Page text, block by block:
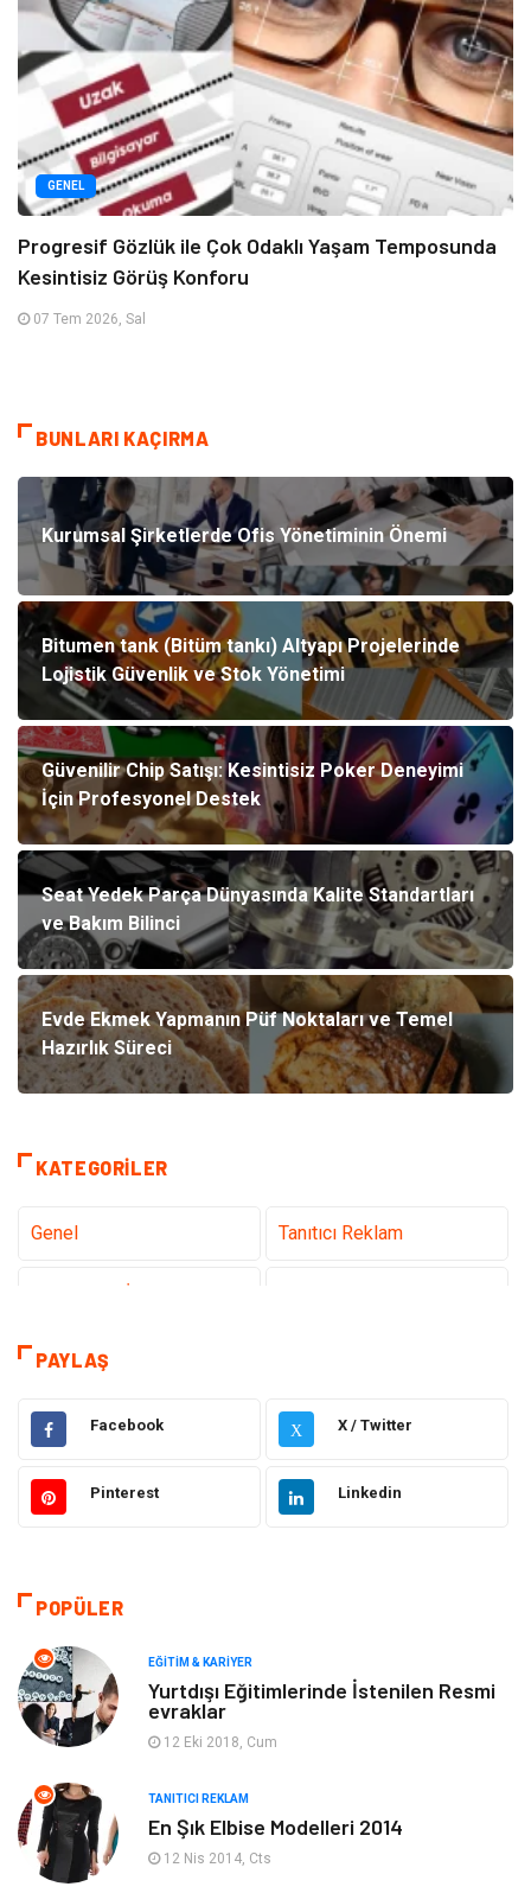
GENEL
Progresif Gözlük ile Çok Odaklı Yaşam Temposunda
Kesintisiz Görüş Konforu
07 Tem 2026, Sal
BUNLARI KAÇIRMA
Kurumsal Şirketlerde Ofis Yönetiminin Önemi
Bitumen tank (Bitüm tankı) Altyapı Projelerinde
Lojistik Güvenlik ve Stok Yönetimi
Güvenilir Chip Satışı: Kesintisiz Poker Deneyimi
İçin Profesyonel Destek
Seat Yedek Parça Dünyasında Kalite Standartları
ve Bakım Bilinci
Evde Ekmek Yapmanın Püf Noktaları ve Temel
Hazırlık Süreci
KATEGORILER
Genel Tanıtıcı Reklam
Teknoloji & İnternet
Hizmet
Hukuk Emlak
Otomotiv Sağlıklı Yaşam
Moda
Makine
Elektronik
Ev Dekorasyon Organizasyon
PAYLAŞ
Facebook X X / Twitter
Pinterest Linkedin
POPÜLER
EĞITIM & KARIYER
Yurtdışı Eğitimlerinde İstenilen Resmi
evraklar
12 Eki 2018, Cum
TANITICI REKLAM
En Şık Elbise Modelleri 2014
12 Nis 2014, Cts